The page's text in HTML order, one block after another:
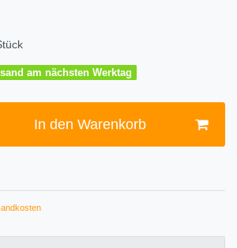
am nächsten Werktag
In den Warenkorb